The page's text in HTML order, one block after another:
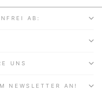
AB:
UNS
NEWSLETTER AN!